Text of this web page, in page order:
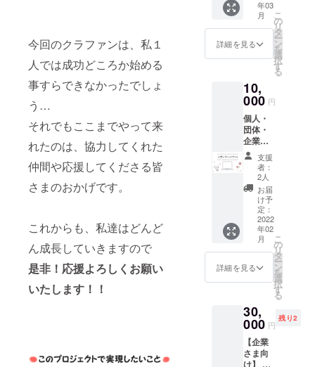
今回のクラファンは、私１
人では成功どころか始める
事すらできなかったでしょ
う…
それでもここまでやって来
れたのは、協力してくれた
仲間や応援してくださる皆
さまのおかげです。
これからも、私達はどんど
ん成長していきますので
是非！応援よろしくお願い
いたします！！
ライン
教室も
開催。
使い方
開催時
期につ
いて
は、
セット
と一緒
に予定
表をお
送りし
ます。
日程が
合わな
ければ
個別で
も対応
しま
す。 ★
10色 ・
筆3本
・テレ
ピン(絵
具を薄
※オリジ
ナルT
シャツ
はSML
からサ
イズを
いただ
けま
す。 ※
デザイ
ンは少
し変更
になる
可能性
があり
ます。
ロゴ
マーク
は変わ
りませ
ん。
年03
月
詳細を見る
こ
の
リ
タ
ー
ン
を
選
択
す
る
10,
000 円
個人・
団体・
企業様
の名前
をHPに
載せま
す。 ※
支援
時、必
ず備考
欄にご
希望の
お名前
をご記
入くだ
さい。
支援
者：
2人
お届
け予
定：
2022
年02
月
詳細を見る
こ
の
リ
タ
ー
ン
を
選
択
す
る
30,
000 円
残り2
【企業
さま向
け】 イ